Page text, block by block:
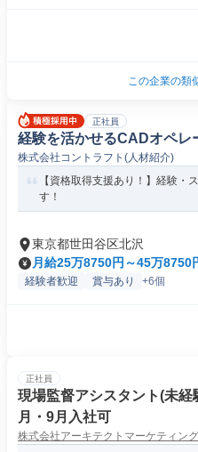
この企業の類
正社員
経験を活かせるCADオペレ
株式会社コントラフト(人材紹介)
【資格取得支援あり！】経験・
す！
東京都世田谷区北沢
月給25万8750円～45万8750
経験者歓迎 賞与あり +6個
正社員
現場監督アシスタント(未
月・9月入社可
株式会社アーキテクトマーケティング